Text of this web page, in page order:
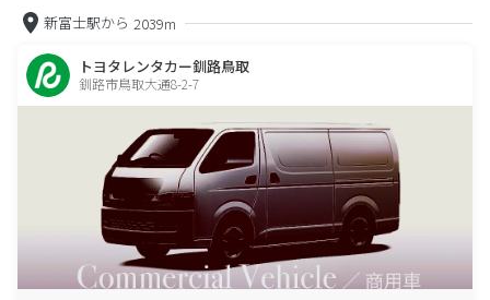
新富士駅から 2039m
トヨタレンタカー釧路鳥取
釧路市鳥取大通8-2-7